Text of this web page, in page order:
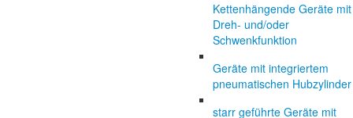
Kettenhängende Geräte mit
Dreh- und/oder
Schwenkfunktion
Geräte mit integriertem
pneumatischen Hubzylinder
starr geführte Geräte mit